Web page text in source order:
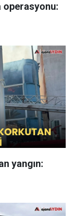
operasyonu:
yangın: